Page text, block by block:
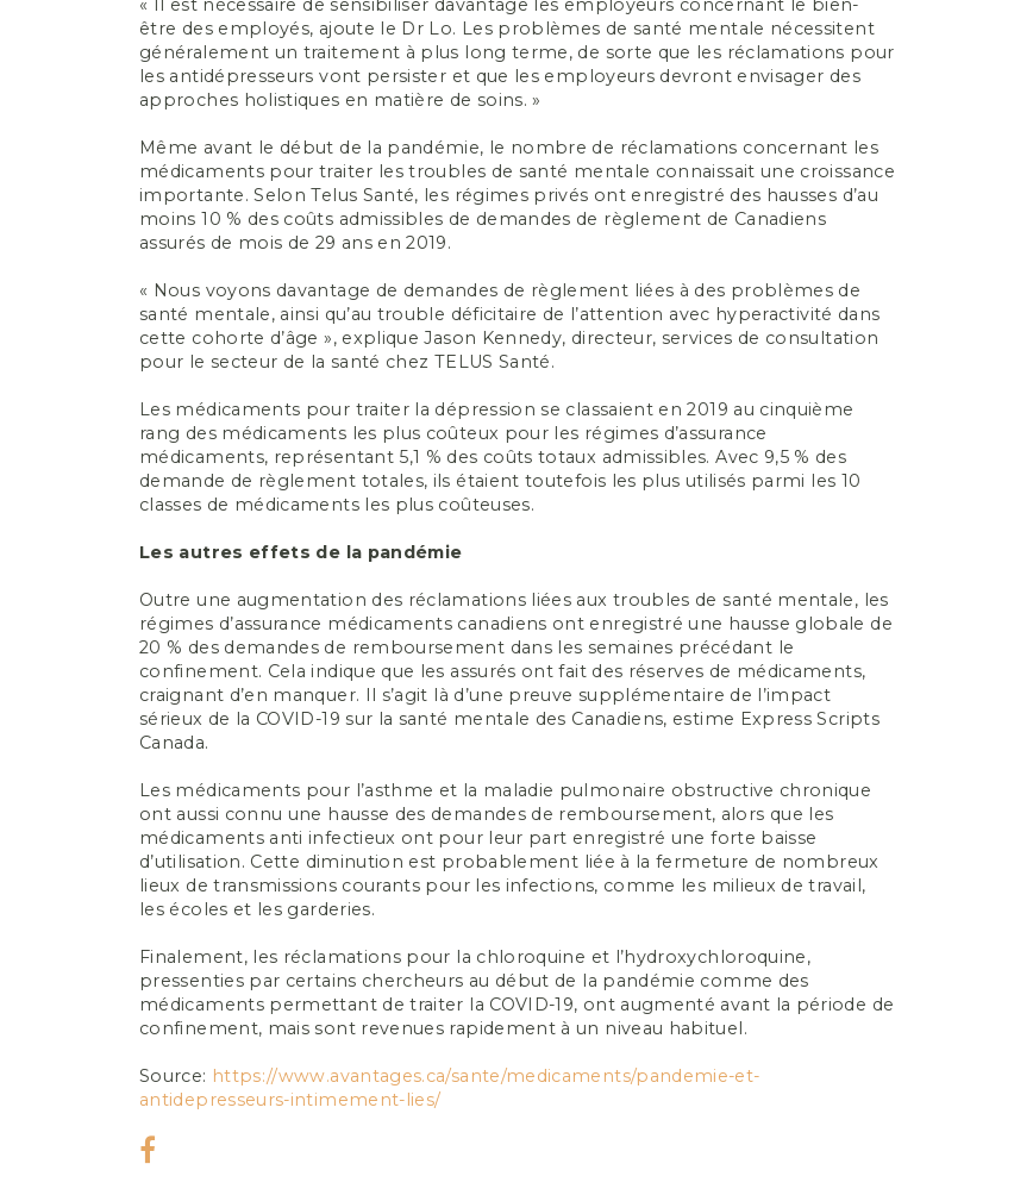
« Il est nécessaire de sensibiliser davantage les employeurs concernant le bien-
être des employés, ajoute le Dr Lo. Les problèmes de santé mentale nécessitent
généralement un traitement à plus long terme, de sorte que les réclamations pour
les antidépresseurs vont persister et que les employeurs devront envisager des
approches holistiques en matière de soins. »
Même avant le début de la pandémie, le nombre de réclamations concernant les
médicaments pour traiter les troubles de santé mentale connaissait une croissance
importante. Selon Telus Santé, les régimes privés ont enregistré des hausses d’au
moins 10 % des coûts admissibles de demandes de règlement de Canadiens
assurés de mois de 29 ans en 2019.
« Nous voyons davantage de demandes de règlement liées à des problèmes de
santé mentale, ainsi qu’au trouble déficitaire de l’attention avec hyperactivité dans
cette cohorte d’âge », explique Jason Kennedy, directeur, services de consultation
pour le secteur de la santé chez TELUS Santé.
Les médicaments pour traiter la dépression se classaient en 2019 au cinquième
rang des médicaments les plus coûteux pour les régimes d’assurance
médicaments, représentant 5,1 % des coûts totaux admissibles. Avec 9,5 % des
demande de règlement totales, ils étaient toutefois les plus utilisés parmi les 10
classes de médicaments les plus coûteuses.
Les autres effets de la pandémie
Outre une augmentation des réclamations liées aux troubles de santé mentale, les
régimes d’assurance médicaments canadiens ont enregistré une hausse globale de
20 % des demandes de remboursement dans les semaines précédant le
confinement. Cela indique que les assurés ont fait des réserves de médicaments,
craignant d’en manquer. Il s’agit là d’une preuve supplémentaire de l’impact
sérieux de la COVID-19 sur la santé mentale des Canadiens, estime Express Scripts
Canada.
Les médicaments pour l’asthme et la maladie pulmonaire obstructive chronique
ont aussi connu une hausse des demandes de remboursement, alors que les
médicaments anti infectieux ont pour leur part enregistré une forte baisse
d’utilisation. Cette diminution est probablement liée à la fermeture de nombreux
lieux de transmissions courants pour les infections, comme les milieux de travail,
les écoles et les garderies.
Finalement, les réclamations pour la chloroquine et l’hydroxychloroquine,
pressenties par certains chercheurs au début de la pandémie comme des
médicaments permettant de traiter la COVID-19, ont augmenté avant la période de
confinement, mais sont revenues rapidement à un niveau habituel.
Source: https://www.avantages.ca/sante/medicaments/pandemie-et-
antidepresseurs-intimement-lies/